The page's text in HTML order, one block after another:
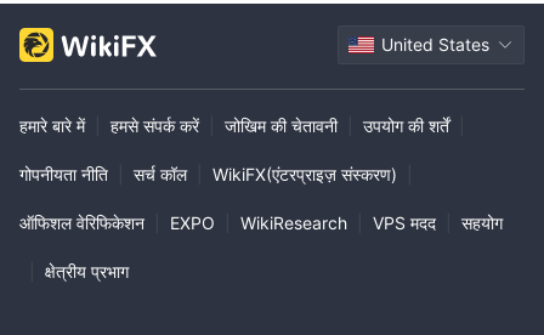
United States
हमारे बारे में हमसे संपर्क करें जोखिम की चेतावनी उपयोग की शर्तें
गोपनीयता नीति सर्च कॉल WikiFX(एंटरप्राइज़ संस्करण)
ऑफिशल वेरिफिकेशन EXPO WikiResearch VPS मदद सहयोग
क्षेत्रीय प्रभाग